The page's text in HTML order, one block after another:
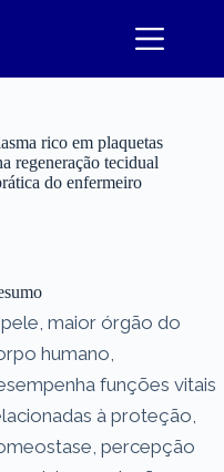
rico em plaquetas
regeneração tecidual
do enfermeiro
maior órgão do
humano,
funções vitais
à proteção,
percepção